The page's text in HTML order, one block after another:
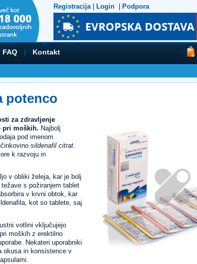
Registracija| Login Podpora
FAQ | Kontakt
potenco
za zdravljenje
pri moških. Najbolj
pod imenom
sildenafil citrat
k razvoju in
v obliki želeja, kar je bolj
s požiranjem tablet
v krvni obtok, kar
kot so tablete, saj
votlini vključujejo
moških z erektilno
Nekateri uporabniki
okusa in konsistence v